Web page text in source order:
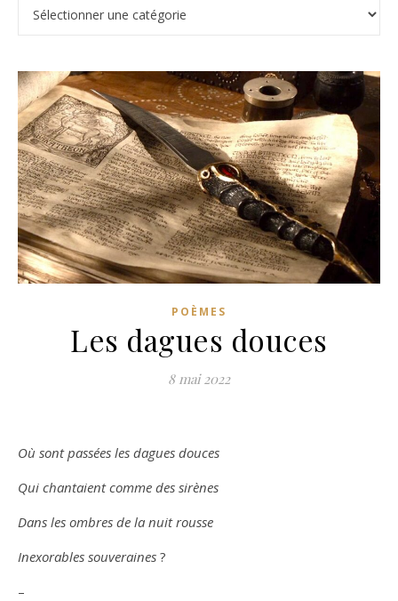
POÈMES
Les dagues douces
8 mai 2022
Où sont passées les dagues douces
Qui chantaient comme des sirènes
Dans les ombres de la nuit rousse
Inexorables souveraines ?
–